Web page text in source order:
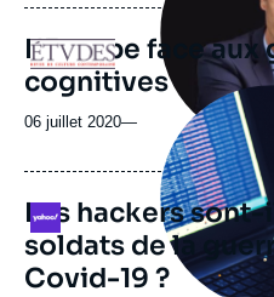
Logo
L'Europe face aux
cognitives
06 juillet 2020—
Logo
Image
principale
médiatique
Les hackers
soldats de la
Covid-19 ?